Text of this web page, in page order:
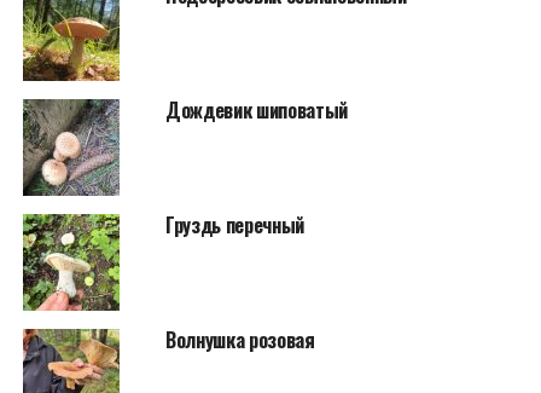
Дождевик шиповатый
Груздь перечный
Волнушка розовая